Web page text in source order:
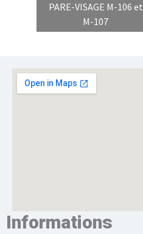
PARE-VISAGE M-106 et
M-107
Informations